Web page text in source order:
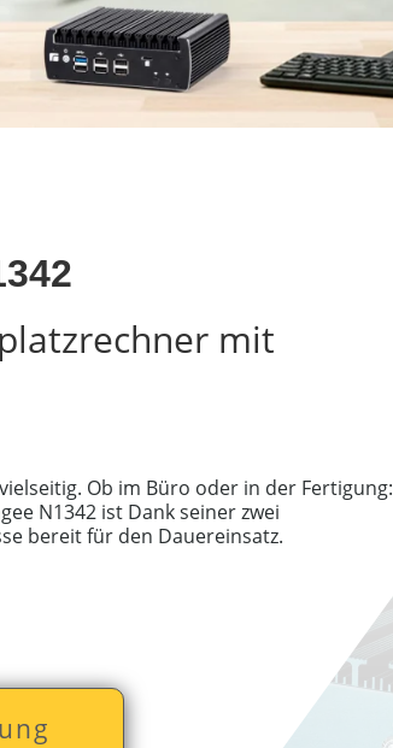
mit
Ob im Büro oder in der Fertigung:
N1342 ist Dank seiner zwei
bereit für den Dauereinsatz.